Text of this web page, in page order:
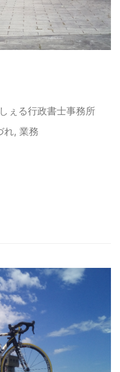
ぇる行政書士事務所
れ, 業務